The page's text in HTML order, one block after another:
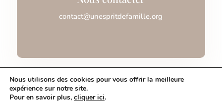
contact@unespritdefamille.org
Nous utilisons des cookies pour vous offrir la meilleure
expérience sur notre site.
Pour en savoir plus, cliquer ici.